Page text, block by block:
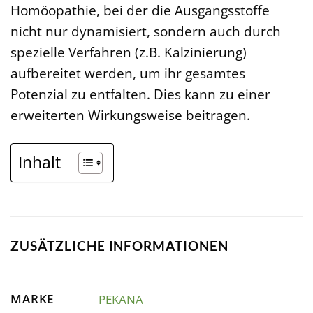
Homöopathie, bei der die Ausgangsstoffe
nicht nur dynamisiert, sondern auch durch
spezielle Verfahren (z.B. Kalzinierung)
aufbereitet werden, um ihr gesamtes
Potenzial zu entfalten. Dies kann zu einer
erweiterten Wirkungsweise beitragen.
Inhalt
ZUSÄTZLICHE INFORMATIONEN
MARKE PEKANA